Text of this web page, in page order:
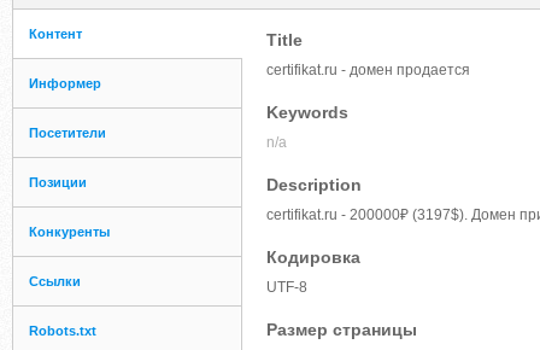
Контент
Информер
Посетители
Позиции
Конкуренты
Ссылки
Robots.txt
Title
certifikat.ru - домен продается
Keywords
n/a
Description
certifikat.ru - 200000₽ (3197$). Домен
Кодировка
UTF-8
Размер страницы